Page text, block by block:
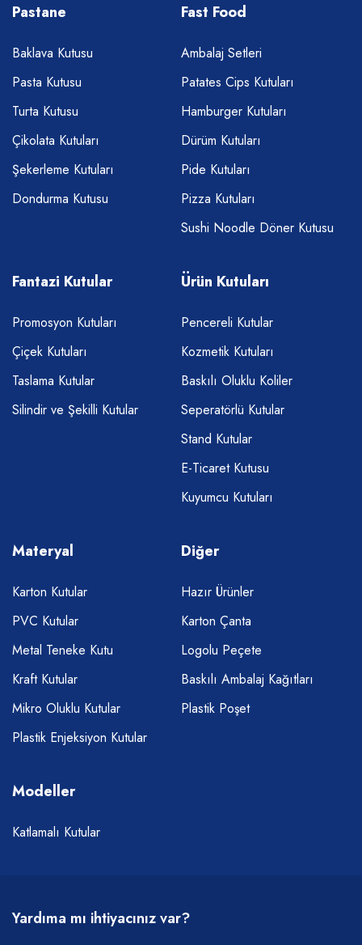
Pastane
Baklava Kutusu
Pasta Kutusu
Turta Kutusu
Çikolata Kutuları
Şekerleme Kutuları
Dondurma Kutusu
Fast Food
Ambalaj Setleri
Patates Cips Kutuları
Hamburger Kutuları
Dürüm Kutuları
Pide Kutuları
Pizza Kutuları
Sushi Noodle Döner Kutusu
Fantazi Kutular
Promosyon Kutuları
Çiçek Kutuları
Taslama Kutular
Silindir ve Şekilli Kutular
Ürün Kutuları
Pencereli Kutular
Kozmetik Kutuları
Baskılı Oluklu Koliler
Seperatörlü Kutular
Stand Kutular
E-Ticaret Kutusu
Kuyumcu Kutuları
Materyal
Karton Kutular
PVC Kutular
Metal Teneke Kutu
Kraft Kutular
Mikro Oluklu Kutular
Plastik Enjeksiyon Kutular
Diğer
Hazır Ürünler
Karton Çanta
Logolu Peçete
Baskılı Ambalaj Kağıtları
Plastik Poşet
Modeller
Katlamalı Kutular
Yardıma mı ihtiyacınız var?